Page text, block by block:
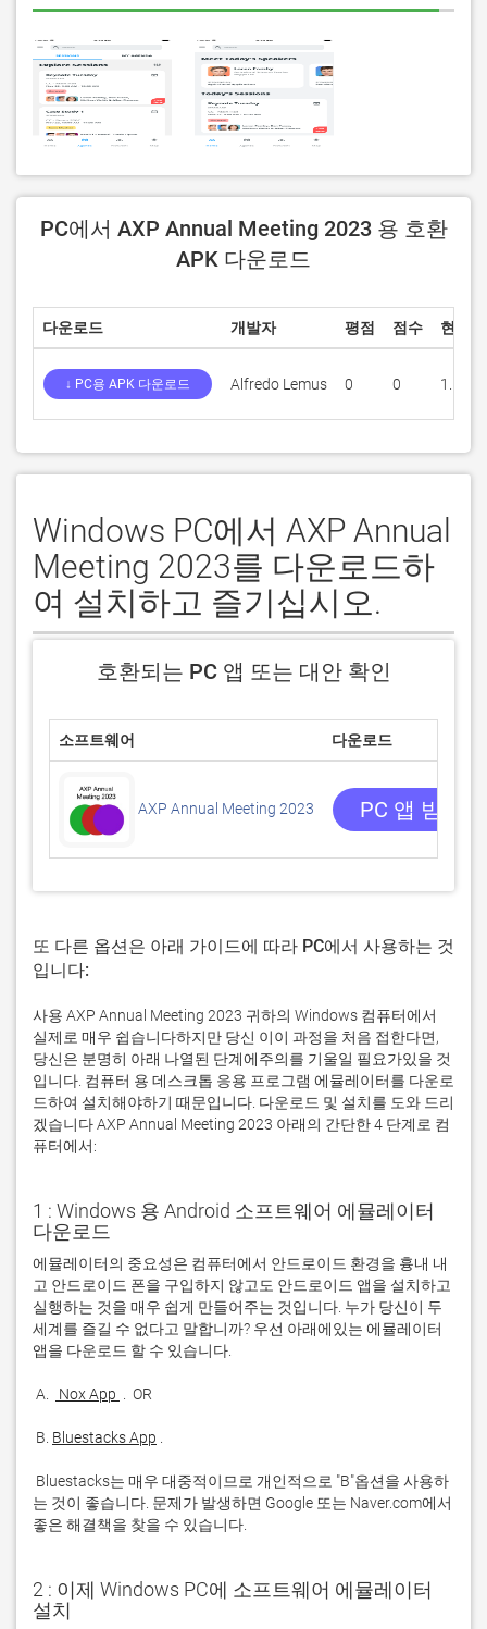
PC에서 AXP Annual Meeting 2023 용 호환
APK 다운로드
다운로드 개발자 평점 점수 현재
↓ PC용 APK 다운로드 Alfredo Lemus 0 0 1.5.0
Windows PC에서 AXP Annual
Meeting 2023를 다운로드하
여 설치하고 즐기십시오.
호환되는 PC 앱 또는 대안 확인
소프트웨어 다운로드
AXP Annual Meeting 2023 PC 앱 받기
또 다른 옵션은 아래 가이드에 따라 PC에서 사용하는 것
입니다:
사용 AXP Annual Meeting 2023 귀하의 Windows 컴퓨터에서
실제로 매우 쉽습니다하지만 당신 이이 과정을 처음 접한다면,
당신은 분명히 아래 나열된 단계에주의를 기울일 필요가있을 것
입니다. 컴퓨터 용 데스크톱 응용 프로그램 에뮬레이터를 다운로
드하여 설치해야하기 때문입니다. 다운로드 및 설치를 도와 드리
겠습니다 AXP Annual Meeting 2023 아래의 간단한 4 단계로 컴
퓨터에서:
1 : Windows 용 Android 소프트웨어 에뮬레이터
다운로드
에뮬레이터의 중요성은 컴퓨터에서 안드로이드 환경을 흉내 내
고 안드로이드 폰을 구입하지 않고도 안드로이드 앱을 설치하고
실행하는 것을 매우 쉽게 만들어주는 것입니다. 누가 당신이 두
세계를 즐길 수 없다고 말합니까? 우선 아래에있는 에뮬레이터
A. Nox App
B. Bluestacks App
는 것이 좋습니다. 문제가 발생하면 Google 또는 Naver.com에서
좋은 해결책을 찾을 수 있습니다.
2 : 이제 Windows PC에 소프트웨어 에뮬레이터
설치